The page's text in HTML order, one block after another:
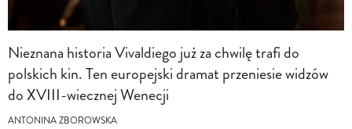
Nieznana historia Vivaldiego już za chwilę trafi do
polskich kin. Ten europejski dramat przeniesie widzów
do XVIII-wiecznej Wenecji
ANTONINA ZBOROWSKA